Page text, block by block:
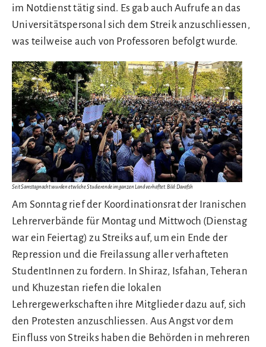
im Notdienst tätig sind. Es gab auch Aufrufe an das
Universitätspersonal sich dem Streik anzuschliessen,
was teilweise auch von Professoren befolgt wurde.
Seit Samstagnacht wurden etwliche Studierende im ganzen Land verhaftet. Bild: Darafsh
Am Sonntag rief der Koordinationsrat der Iranischen
Lehrerverbände für Montag und Mittwoch (Dienstag
war ein Feiertag) zu Streiks auf, um ein Ende der
Repression und die Freilassung aller verhafteten
StudentInnen zu fordern. In Shiraz, Isfahan, Teheran
und Khuzestan riefen die lokalen
Lehrergewerkschaften ihre Mitglieder dazu auf, sich
den Protesten anzuschliessen. Aus Angst vor dem
Einfluss von Streiks haben die Behörden in mehreren